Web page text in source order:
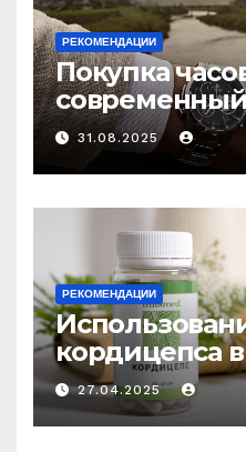
РЕКОМЕНДАЦИИ
Покупка
выбору
31.08.2025
РЕКОМЕНДАЦИИ
кордицепса
медицине:
средство
и истощения
27.04.2025